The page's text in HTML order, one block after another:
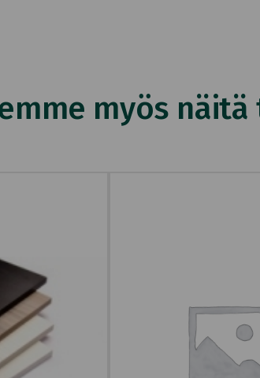
myös